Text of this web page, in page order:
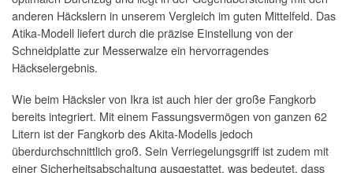
anderen Häckslern in unserem Vergleich im guten Mittelfeld. Das
Atika-Modell liefert durch die präzise Einstellung von der
Schneidplatte zur Messerwalze ein hervorragendes
Häckselergebnis.
Wie beim Häcksler von Ikra ist auch hier der große Fangkorb
bereits integriert. Mit einem Fassungsvermögen von ganzen 62
Litern ist der Fangkorb des Akita-Modells jedoch
überdurchschnittlich groß. Sein Verriegelungsgriff ist zudem mit
einer Sicherheitsabschaltung ausgestattet, was bedeutet, dass